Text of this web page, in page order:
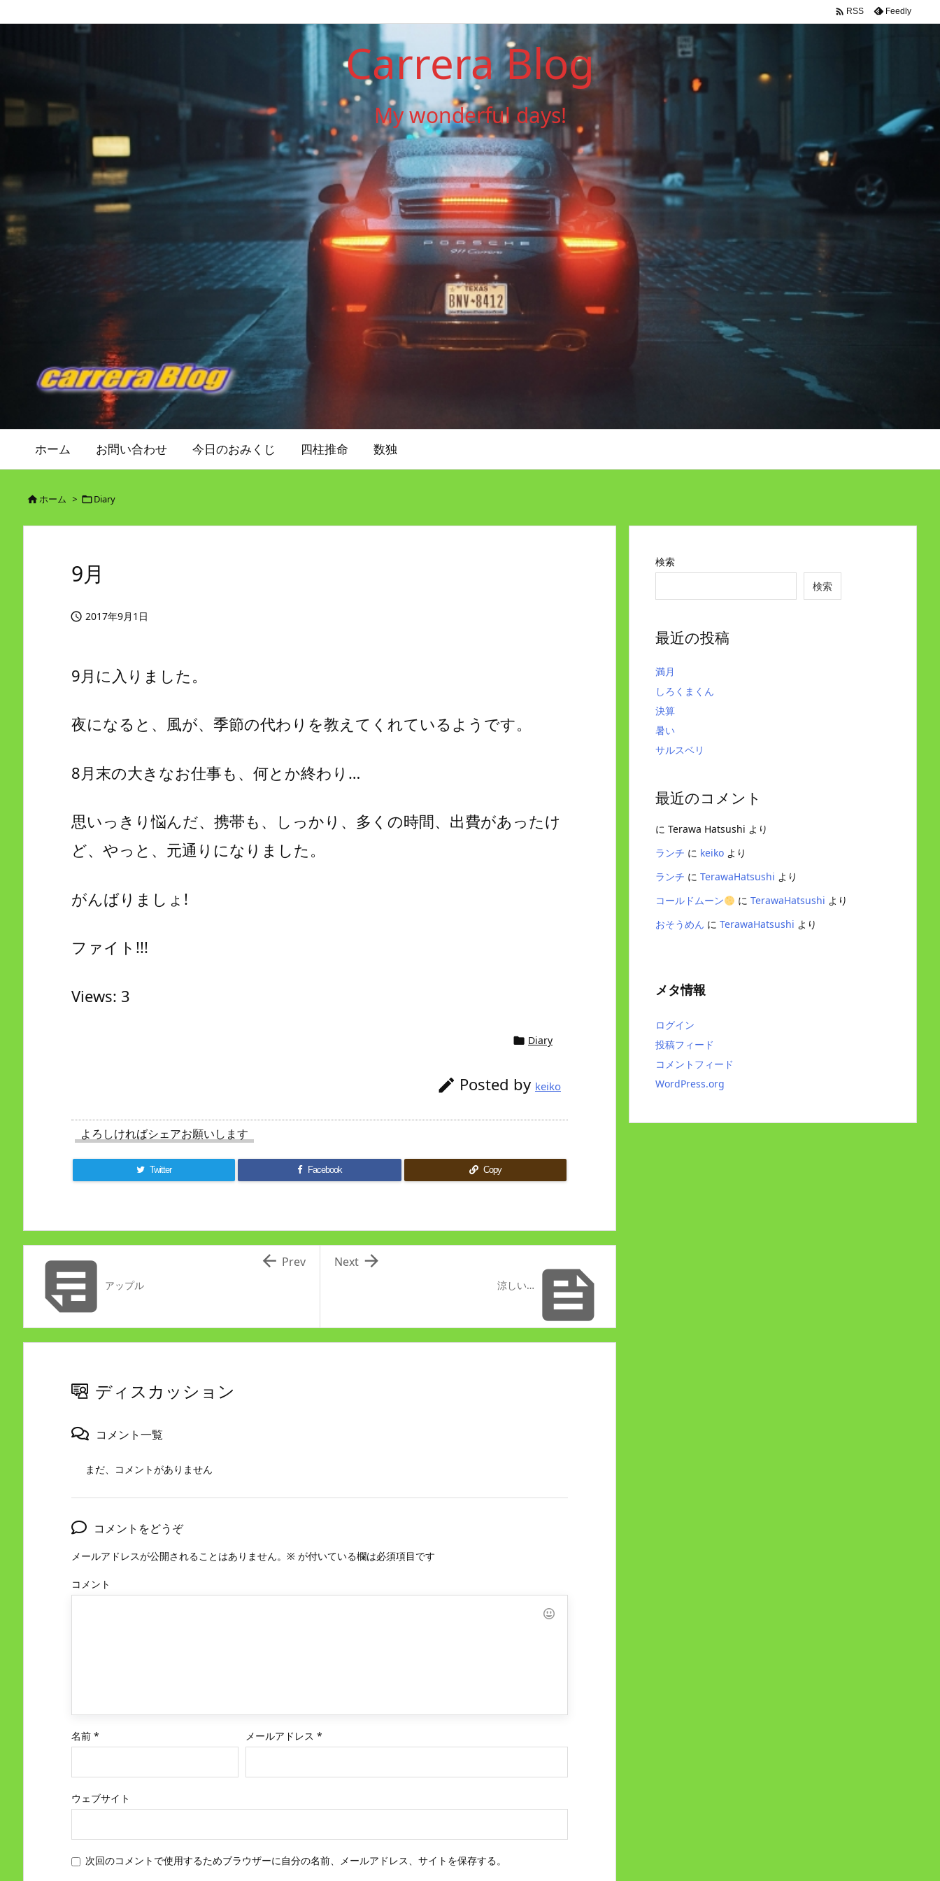
Carrera Blog
My wonderful days!
ホーム お問い合わせ 今日のおみくじ 四柱推命 数独
 RSS Feedly
 ホーム > Diary
9月
 2017年9月1日
9月に入りました。
夜になると、風が、季節の代わりを教えてくれているようです。
8月末の大きなお仕事も、何とか終わり…
思いっきり悩んだ、携帯も、しっかり、多くの時間、出費があったけ
ど、やっと、元通りになりました。
がんばりましょ!
ファイト!!!
Views: 3
 Diary
 Posted by keiko
よろしければシェアお願いします
Twitter Facebook Copy

涼しい…

Next
アップル
 Prev
ディスカッション
コメント一覧
まだ、コメントがありません
コメントをどうぞ
メールアドレスが公開されることはありません。 ※ が付いている欄は必須項目です
コメント
名前 * メールアドレス *
ウェブサイト
次回のコメントで使用するためブラウザーに自分の名前、メールアドレス、サイトを保存する。
検索
検索
最近の投稿
満月
しろくまくん
決算
暑い
サルスベリ
最近のコメント
に Terawa Hatsushi より
ランチ に keiko より
ランチ に TerawaHatsushi より
コールドムーン
に TerawaHatsushi より
おそうめん に TerawaHatsushi より
メタ情報
ログイン
投稿フィード
コメントフィード
WordPress.org